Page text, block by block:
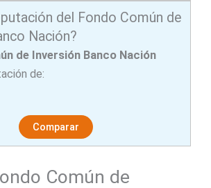
del Fondo Común de
Nación?
de Inversión Banco Nación
de:
Comparar
Común de